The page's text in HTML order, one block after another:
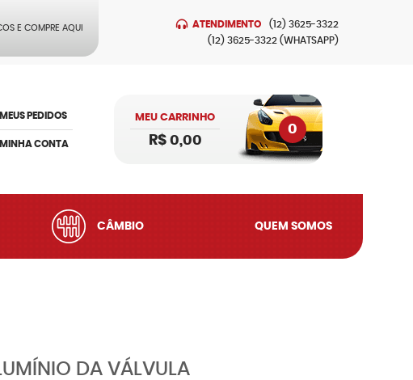
E COMPRE AQUI ATENDIMENTO (12) 3625-3322
(12) 3625-3322 (WHATSAPP)
MEUS PEDIDOS
MINHA CONTA
MEU CARRINHO
0
R$ 0,00
CÂMBIO QUEM SOMOS
DA VÁLVULA